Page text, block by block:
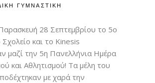
ΓΥΜΝΑΣΤΙΚΉ
28 Σεπτεμβρίου το 5ο
Σχολείο και το Kinesis
μαζί την 5η Πανελλήνια Ημέρα
και Αθλητισμού! Tα μέλη του
με χαρά την